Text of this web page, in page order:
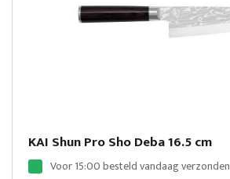
KAI Shun Pro Sho Deba 16.5 cm
Voor 15:00 besteld vandaag verzonden